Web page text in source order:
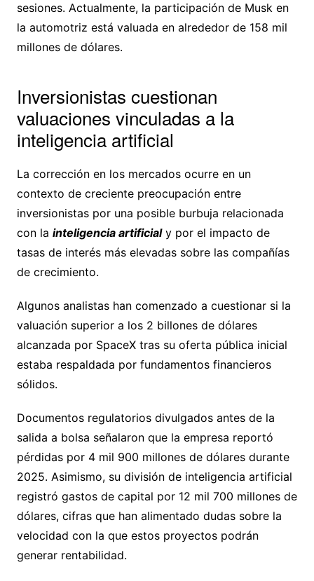
sesiones. Actualmente, la participación de Musk en
la automotriz está valuada en alrededor de 158 mil
millones de dólares.
Inversionistas cuestionan
valuaciones vinculadas a la
inteligencia artificial
La corrección en los mercados ocurre en un
contexto de creciente preocupación entre
inversionistas por una posible burbuja relacionada
con la inteligencia artificialy por el impacto de
tasas de interés más elevadas sobre las compañías
de crecimiento.
Algunos analistas han comenzado a cuestionar si la
valuación superior a los 2 billones de dólares
alcanzada por SpaceX tras su oferta pública inicial
estaba respaldada por fundamentos financieros
sólidos.
Documentos regulatorios divulgados antes de la
salida a bolsa señalaron que la empresa reportó
pérdidas por 4 mil 900 millones de dólares durante
2025. Asimismo, su división de inteligencia artificial
registró gastos de capital por 12 mil 700 millones de
dólares, cifras que han alimentado dudas sobre la
velocidad con la que estos proyectos podrán
generar rentabilidad.